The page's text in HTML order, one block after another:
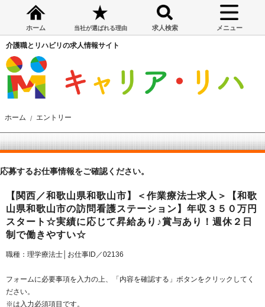
ホーム 当社が選ばれる理由 求人検索 メニュー
介護職とリハビリの求人情報サイト
ホーム エントリー
応募するお仕事情報をご確認ください。
【関西／和歌山県和歌山市】＜作業療法士求人＞【和歌
山県和歌山市の訪問看護ステーション】年収３５０万円
スタート☆実績に応じて昇給あり♪賞与あり！週休２日
制で働きやすい☆
職種：理学療法士│お仕事ID／02136
フォームに必要事項を入力の上、「内容を確認する」ボタンをクリックしてく
ださい。
※は入力必須項目です。